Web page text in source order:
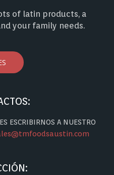
of latin products, a
your family needs.
ESCRIBIRNOS A NUESTRO